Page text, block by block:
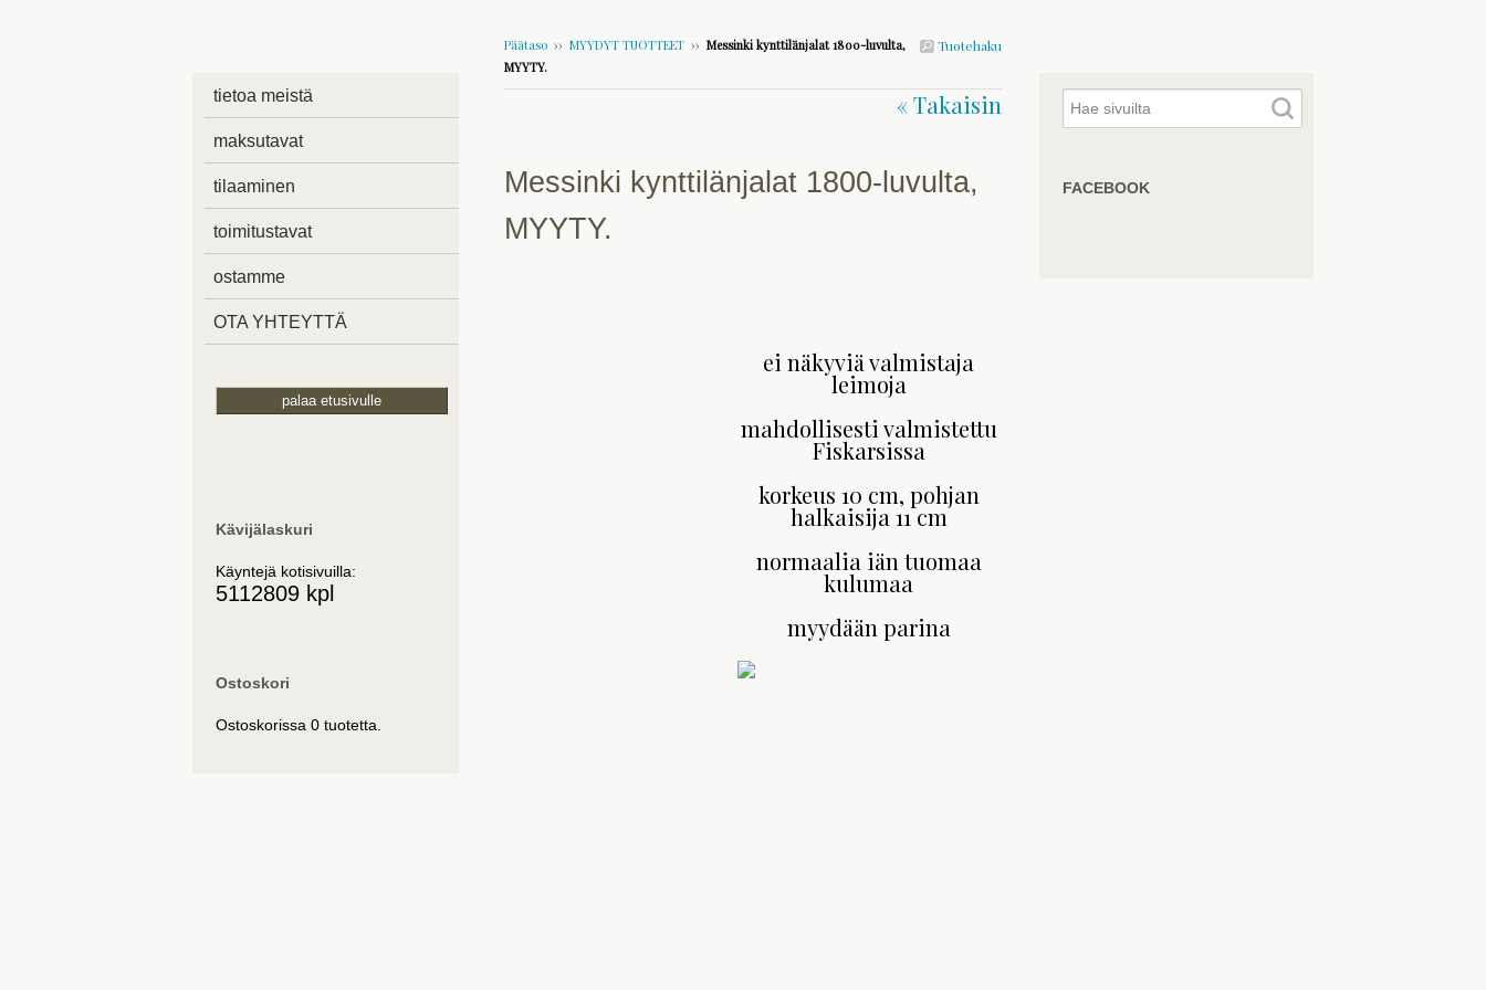
Tuotehaku
Päätaso›› MYYDYT TUOTTEET›› Messinki kynttilänjalat 1800-luvulta,
MYYTY.
« Takaisin
Messinki kynttilänjalat 1800-luvulta,
MYYTY.
ei näkyviä valmistaja
leimoja
mahdollisesti valmistettu
Fiskarsissa
korkeus 10 cm, pohjan
halkaisija 11 cm
normaalia iän tuomaa
kulumaa
myydään parina
tietoa meistä
maksutavat
tilaaminen
toimitustavat
ostamme
OTA YHTEYTTÄ
palaa etusivulle
Kävijälaskuri
Käyntejä kotisivuilla:
5112809 kpl
Ostoskori
Ostoskorissa 0 tuotetta.
FACEBOOK